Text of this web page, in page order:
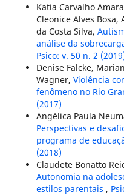
Katia Carvalho
Cleonice Alves Bosa,
da Costa Silva,
análise da
Psico: v. 50 n. 2
Denise Falcke,
Wagner, Violência
fenômeno no Rio
(2017)
Angélica Paula
Perspectivas e
programa de
(2018)
Claudete Bonatto
Autonomia na
estilos parentais ,